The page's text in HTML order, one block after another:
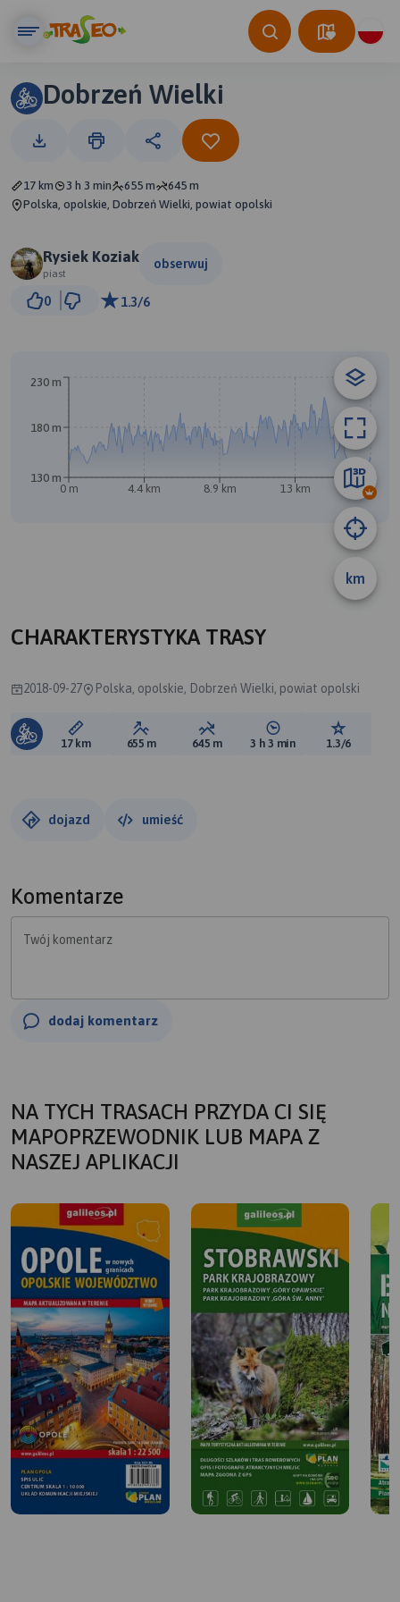
Dobrzeń Wielki
17 km 3 h 3 min 655 m
645 m
Polska, opolskie, Dobrzeń Wielki, powiat opolski
Rysiek Koziak
piast
obserwuj
0 1.3/6
km
0 m 4.4 km 8.9 km 13 km 17 km
130 m
180 m
230 m
CHARAKTERYSTYKA TRASY
2018-09-27 Polska, opolskie, Dobrzeń Wielki, powiat opolski
Długość trasy:
17 km Suma przewyższeń:
655 m Suma spadków:
645 m Średni czas potrzebny
3 h 3 min Ocena
1.3/6
dojazd umieść
Komentarze
Twój komentarz
dodaj komentarz
NA TYCH TRASACH PRZYDA CI SIĘ
MAPOPRZEWODNIK LUB MAPA Z
NASZEJ APLIKACJI